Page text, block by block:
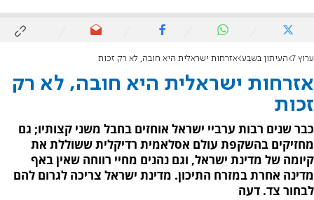
ערוץ 7 העיתון בשבע אזרחות ישראלית היא חובה, לא רק זכות
אזרחות ישראלית היא חובה, לא רק
זכות
כבר שנים רבות ערביי ישראל אוחזים בחבל משני קצותיו; גם
מחזיקים בהשקפת עולם אסלאמית רדיקלית ששוללת את
קיומה של מדינת ישראל, וגם נהנים מחיי רווחה שאין באף
מדינה אחרת במזרח התיכון. מדינת ישראל צריכה לגרום להם
לבחור צד. דעה